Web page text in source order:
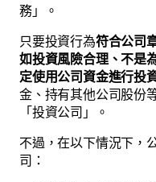
務」。
只要投資行為符合公司
如投資風險合理、不是
定使用公司資金進行投
金、持有其他公司股份
「投資公司」。
不過，在以下情況下，
司：